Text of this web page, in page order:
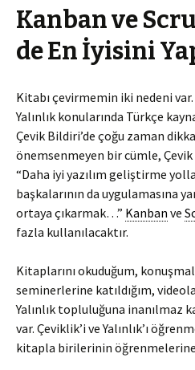
Kanban ve
de En İyisini
Kitabı çevirmemin iki nedeni
Yalınlık konularında Türkçe
Çevik Bildiri’de çoğu zaman
önemsenmeyen bir cümle,
“Daha iyi yazılım geliştirme
başkalarının da uygulamasına
ortaya çıkarmak…” Kanban ve
fazla kullanılacaktır.
Kitaplarını okuduğum,
seminerlerine katıldığım,
Yalınlık topluluğuna inanılmaz
var. Çeviklik’i ve Yalınlık’ı
kitapla birilerinin öğrenmelerine